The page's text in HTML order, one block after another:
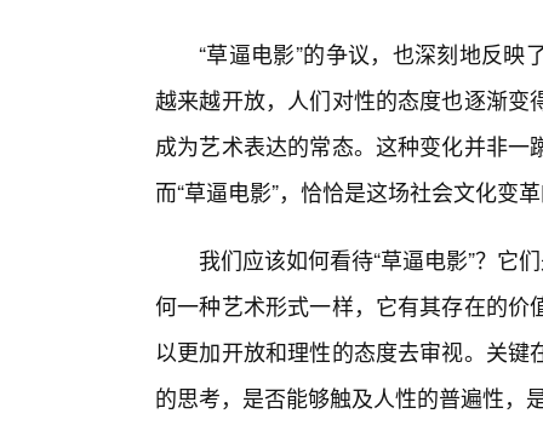
“草逼电影”的争议，也深刻地反
越来越开放，人们对性的态度也逐渐
成为艺术表达的常态。这种变化并非
而“草逼电影”，恰恰是这场社会文化变
我们应该如何看待“草逼电影”？它
何一种艺术形式一样，它有其存在的
以更加开放和理性的态度去审视。关
的思考，是否能够触及人性的普遍性，